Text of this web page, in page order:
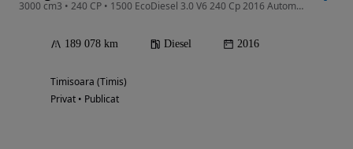
3000 cm3 • 240 CP • 1500 EcoDiesel 3.0 V6 240 Cp 2016 Automat 4x4
189 078 km Diesel 2016
Timisoara (Timis)
Privat • Publicat